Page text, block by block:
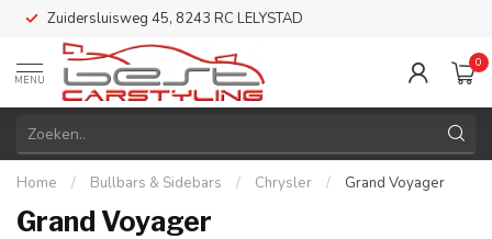
Zuidersluisweg 45, 8243 RC LELYSTAD
MENU
0
Home / Bullbars & Sidebars / Chrysler / Grand Voyager
Grand Voyager